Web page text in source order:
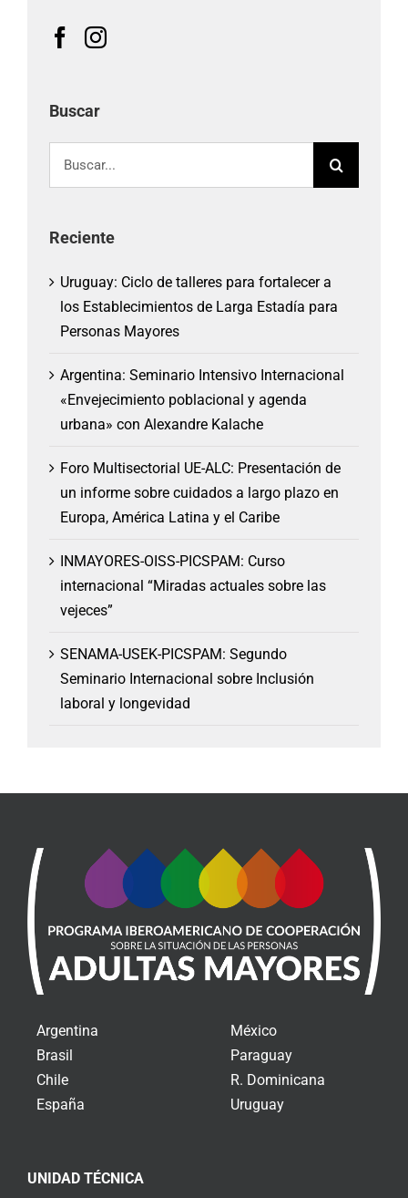
Buscar
Reciente
Uruguay: Ciclo de talleres para fortalecer a
los Establecimientos de Larga Estadía para
Personas Mayores
Argentina: Seminario Intensivo Internacional
«Envejecimiento poblacional y agenda
urbana» con Alexandre Kalache
Foro Multisectorial UE-ALC: Presentación de
un informe sobre cuidados a largo plazo en
Europa, América Latina y el Caribe
INMAYORES-OISS-PICSPAM: Curso
internacional “Miradas actuales sobre las
vejeces”
SENAMA-USEK-PICSPAM: Segundo
Seminario Internacional sobre Inclusión
laboral y longevidad
Argentina
Brasil
Chile
España
México
Paraguay
R. Dominicana
Uruguay
UNIDAD TÉCNICA